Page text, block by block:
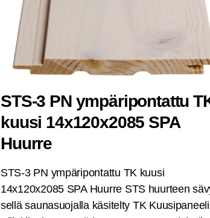
STS‑3 PN ympä­ri­pon­tat­tu
kuusi 14x120x2085 SPA
Huurre
STS‑3 PN ympä­ri­pon­tat­tu TK kuusi
14x120x2085 SPA Huur­re STS huur­teen
sel­lä sau­na­suo­jal­la käsi­tel­ty TK